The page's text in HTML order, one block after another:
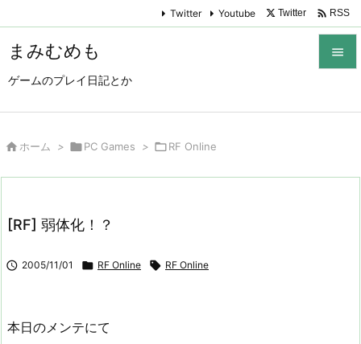
まみむめも
ゲームのプレイ日記とか

Twitter Youtube Twitter  RSS
 ホーム > PC Games > RF Online
[RF] 弱体化！？
 2005/11/01  RF Online  RF Online
本日のメンテにて